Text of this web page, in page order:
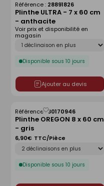
Plinthe ULTRA - 7 x 60 cm
- anthacite
Référence : 28891826
Déclinaison
Disponible sous 10 jours
Voir prix et disponibilité en
magasin
Ajouter au devis
Plinthe OREGON 8 x 60 cm
- gris
Référence :30170946
Disponible sous 10 jours
6,90€ TTC/Pièce
Enregistrer
comme